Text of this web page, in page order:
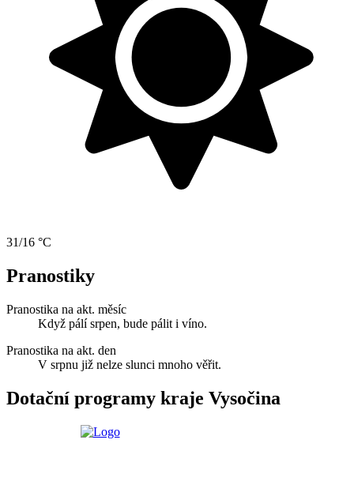
31/16 °C
Pranostiky
Pranostika na akt. měsíc
Když pálí srpen, bude pálit i víno.
Pranostika na akt. den
V srpnu již nelze slunci mnoho věřit.
Dotační programy kraje Vysočina